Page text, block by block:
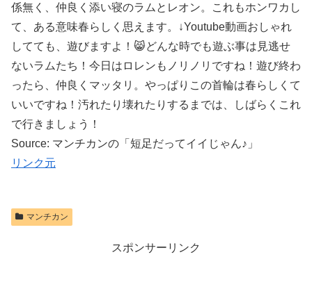
係無く、仲良く添い寝のラムとレオン。これもホンワカし
て、ある意味春らしく思えます。↓Youtube動画おしゃれ
してても、遊びますよ！😸どんな時でも遊ぶ事は見逃せ
ないラムたち！今日はロレンもノリノリですね！遊び終わ
ったら、仲良くマッタリ。やっぱりこの首輪は春らしくて
いいですね！汚れたり壊れたりするまでは、しばらくこれ
で行きましょう！
Source: マンチカンの「短足だってイイじゃん♪」
リンク元
マンチカン
スポンサーリンク